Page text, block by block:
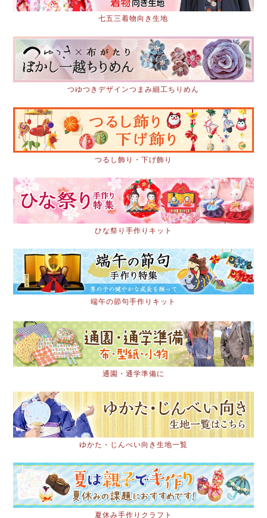
七五三着物向き生地
つゆつきデザインつまみ細工ちりめん
つるし飾り・下げ飾り
ひな祭り手作りキット
端午の節句手作りキット
通園・通学準備に
ゆかた・じんべい向き生地一覧
夏休み手作りクラフト